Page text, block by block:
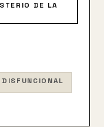
DE LA